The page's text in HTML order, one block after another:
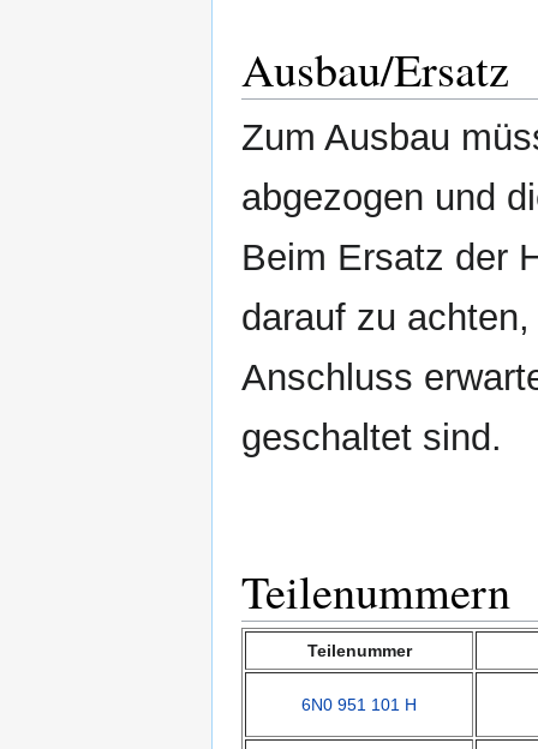
Ausbau/Ersatz
Zum Ausbau
abgezogen und
Beim Ersatz der
darauf zu
Anschluss
geschaltet sind.
Teilenummern
Teilenummer
6N0 951 101 H